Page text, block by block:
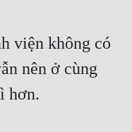
viện không có
nên ở cùng
hơn.